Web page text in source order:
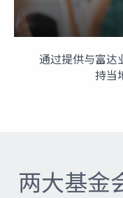
通过提供与富达
持当
两大基金